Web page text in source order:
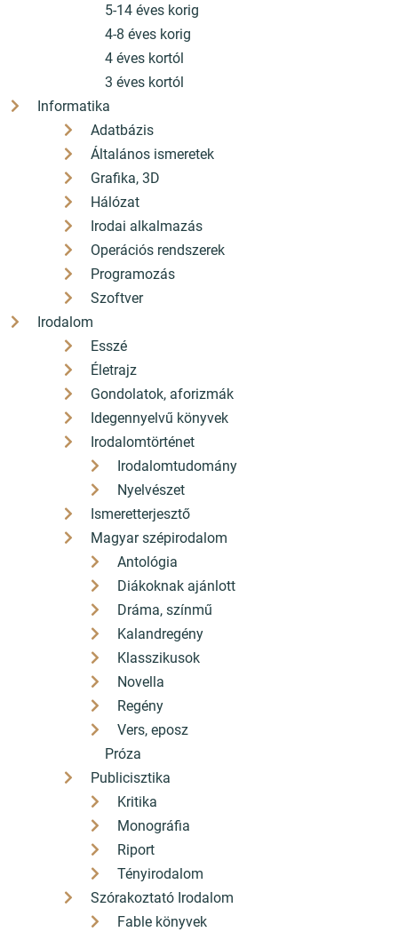
5-14 éves korig
4-8 éves korig
4 éves kortól
3 éves kortól
Informatika
Adatbázis
Általános ismeretek
Grafika, 3D
Hálózat
Irodai alkalmazás
Operációs rendszerek
Programozás
Szoftver
Irodalom
Esszé
Életrajz
Gondolatok, aforizmák
Idegennyelvű könyvek
Irodalomtörténet
Irodalomtudomány
Nyelvészet
Ismeretterjesztő
Magyar szépirodalom
Antológia
Diákoknak ajánlott
Dráma, színmű
Kalandregény
Klasszikusok
Novella
Regény
Vers, eposz
Próza
Publicisztika
Kritika
Monográfia
Riport
Tényirodalom
Szórakoztató Irodalom
Fable könyvek